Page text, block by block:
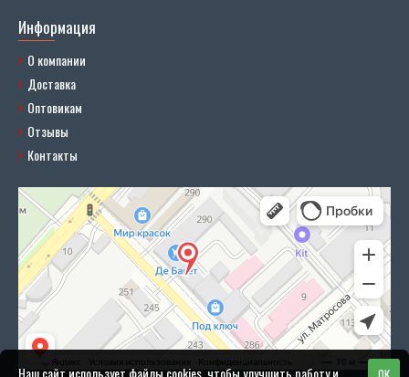
Информация
О компании
Доставка
Оптовикам
Отзывы
Контакты
Наш сайт использует файлы cookies, чтобы улучшить работу и